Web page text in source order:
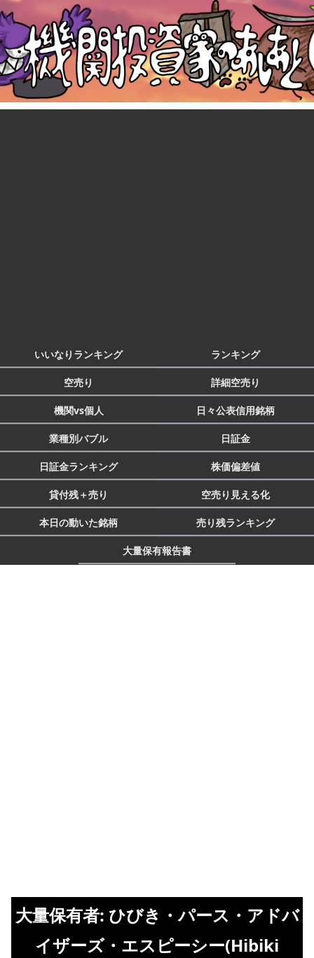
いいなりランキング ランキング
空売り 詳細空売り
機関vs個人 日々公表信用銘柄
業種別バブル 日証金
日証金ランキング 株価偏差値
貸付残＋売り 空売り見える化
本日の動いた銘柄 売り残ランキング
大量保有報告書
大量保有者: ひびき・パース・アドバ
イザーズ・エスピーシー(Hibiki